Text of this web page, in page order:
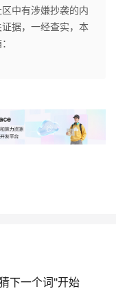
中有涉嫌抄袭的内
据，一经查实，本
下一个词"开始